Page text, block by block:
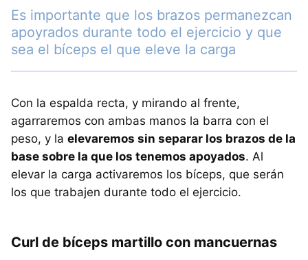
Es importante que los brazos permanezcan
apoyrados durante todo el ejercicio y que
sea el bíceps el que eleve la carga
Con la espalda recta, y mirando al frente,
agarraremos con ambas manos la barra con el
peso, y la elevaremos sin separar los brazos de la
base sobre la que los tenemos apoyados. Al
elevar la carga activaremos los bíceps, que serán
los que trabajen durante todo el ejercicio.
Curl de bíceps martillo con mancuernas